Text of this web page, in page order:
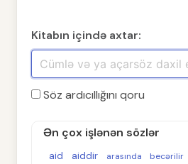
Kitabın içində axtar:
Söz ardıcıllığını qoru
Ən çox işlənən sözlər
aid aiddir arasında becərilir